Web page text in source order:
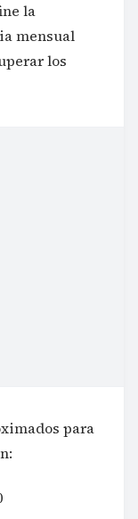
la
mensual
los
para